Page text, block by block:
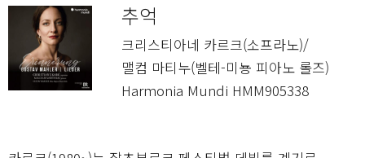
추억
크리스티아네 카르크(소프라노)/
맬컴 마티누(벨테-미뇽 피아노 롤즈)
Harmonia Mundi HMM905338